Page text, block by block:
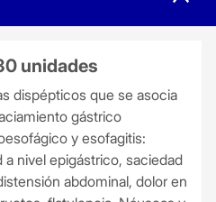
unidades
dispépticos que se asocia
gástrico
y esofagitis:
nivel epigástrico, saciedad
abdominal, dolor en